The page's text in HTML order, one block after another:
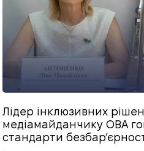
Лідер інклюзивних
медіамайданчику ОВА
стандарти